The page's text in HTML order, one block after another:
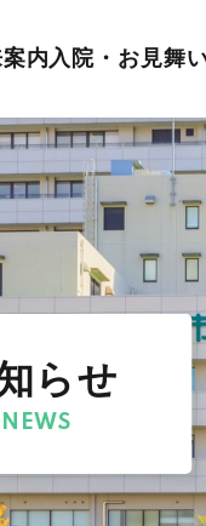
内入院・お見舞
らせ
NEWS